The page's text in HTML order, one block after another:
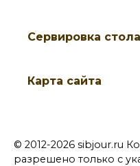
Cервировка стола
Карта сайта
© 2012-2026 sibjour.ru
разрешено только с